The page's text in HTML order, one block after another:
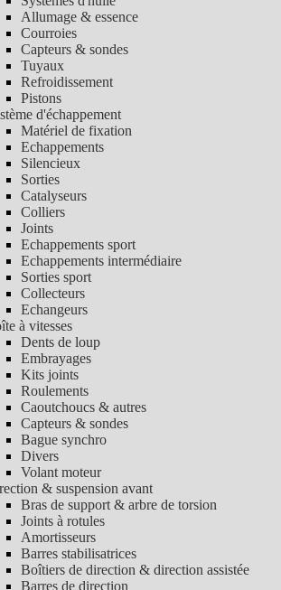
Allumage & essence
Courroies
Capteurs & sondes
Tuyaux
Refroidissement
Pistons
d'échappement
Matériel de fixation
Echappements
Silencieux
Sorties
Catalyseurs
Colliers
Joints
Echappements sport
Echappements intermédiaire
Sorties sport
Collecteurs
Echangeurs
à vitesses
Dents de loup
Embrayages
Kits joints
Roulements
Caoutchoucs & autres
Capteurs & sondes
Bague synchro
Divers
Volant moteur
& suspension avant
Bras de support & arbre de torsion
Joints à rotules
Amortisseurs
Barres stabilisatrices
Boîtiers de direction & direction assistée
Barres de direction